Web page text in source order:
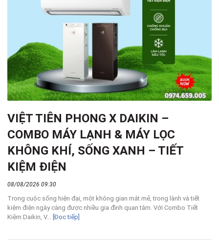
VIỆT TIÊN PHONG X DAIKIN –
COMBO MÁY LẠNH & MÁY LỌC
KHÔNG KHÍ, SỐNG XANH – TIẾT
KIỆM ĐIỆN
08/08/2026 09:30
Trong cuộc sống hiện đại, một không gian mát mẻ, trong lành và tiết
kiệm điện ngày càng được nhiều gia đình quan tâm. Với Combo Tiết
Kiệm Daikin, V... [Đọc tiếp]